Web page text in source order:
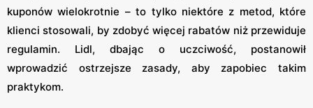
kuponów wielokrotnie – to tylko niektóre z metod, które
klienci stosowali, by zdobyć więcej rabatów niż przewiduje
regulamin. Lidl, dbając o uczciwość, postanowił
wprowadzić ostrzejsze zasady, aby zapobiec takim
praktykom.